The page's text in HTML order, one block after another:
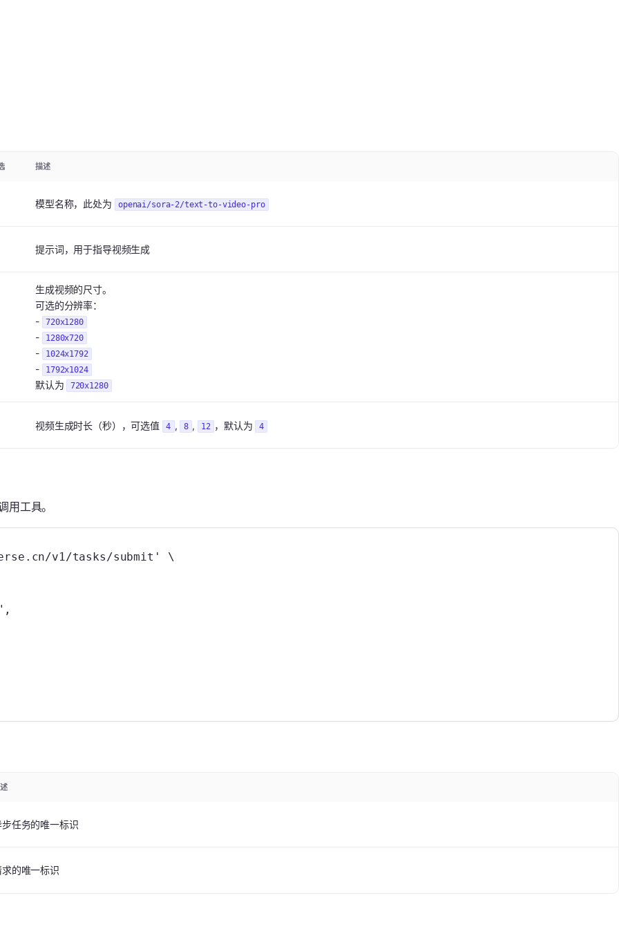
描述
模型名称，此处为 openai/sora-2/text-to-video-pro
提示词，用于指导视频生成
生成视频的尺寸。
可选的分辨率：
-
720x1280
- 1280x720
- 1024x1792
- 1792x1024
默认为 720x1280
视频生成时长（秒），可选值 4 , 8 , 12 ，默认为 4
工具。
v1/tasks/submit' \
步任务的唯一标识
的唯一标识